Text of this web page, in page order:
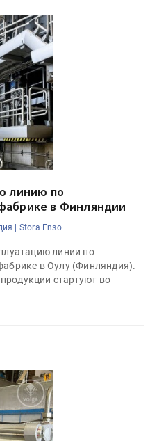
линию по
в Финляндии
| Stora Enso |
линии по
в Оулу (Финляндия).
стартуют во